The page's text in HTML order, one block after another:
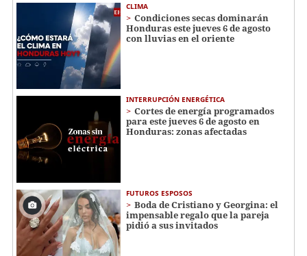
CLIMA
Condiciones secas dominarán
Honduras este jueves 6 de agosto
con lluvias en el oriente
INTERRUPCIÓN ENERGÉTICA
Cortes de energía programados
para este jueves 6 de agosto en
Honduras: zonas afectadas
FUTUROS ESPOSOS
Boda de Cristiano y Georgina: el
impensable regalo que la pareja
pidió a sus invitados